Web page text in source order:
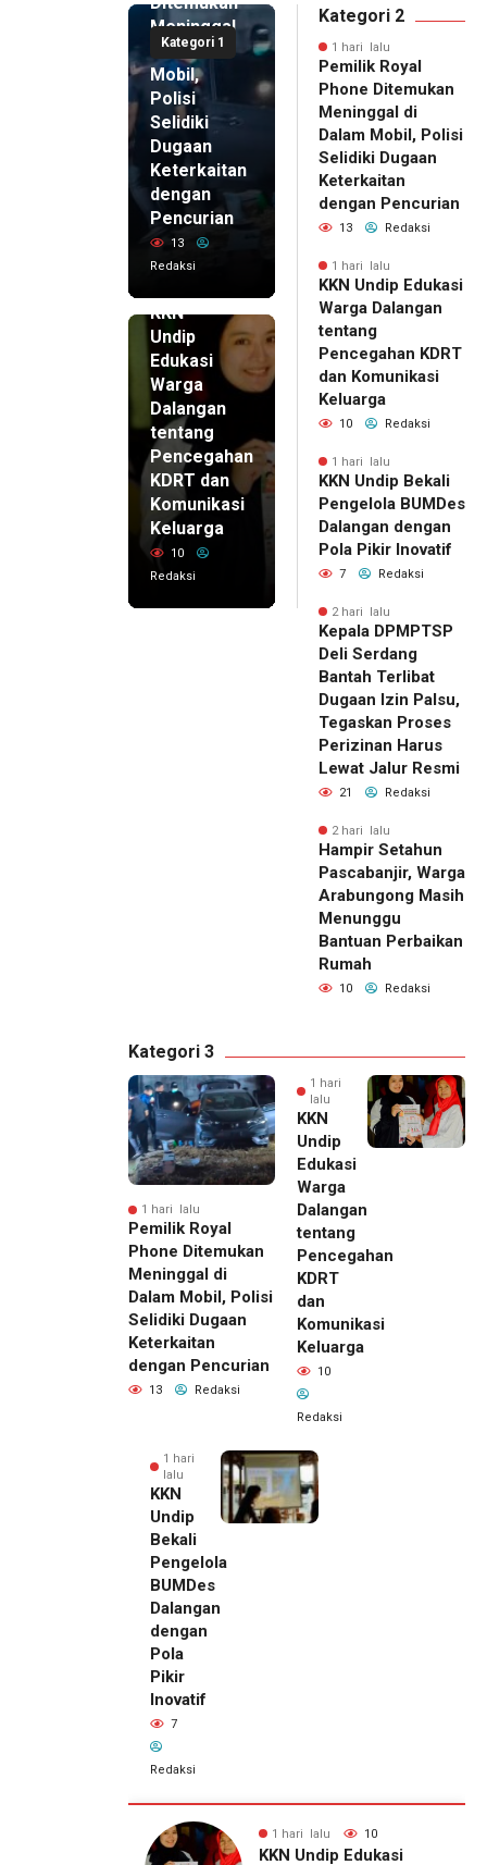
Kategori 1
Meninggal
di Dalam
Mobil,
Polisi
Selidiki
Dugaan
Keterkaitan
dengan
Pencurian
13
Redaksi
KKN
Undip
Edukasi
Warga
Dalangan
tentang
Pencegahan
KDRT dan
Komunikasi
Keluarga
10
Redaksi
Kategori 2
1 hari lalu
Pemilik Royal
Phone Ditemukan
Meninggal di
Dalam Mobil, Polisi
Selidiki Dugaan
Keterkaitan
dengan Pencurian
13 Redaksi
1 hari lalu
KKN Undip Edukasi
Warga Dalangan
tentang
Pencegahan KDRT
dan Komunikasi
Keluarga
10 Redaksi
1 hari lalu
KKN Undip Bekali
Pengelola BUMDes
Dalangan dengan
Pola Pikir Inovatif
7 Redaksi
2 hari lalu
Kepala DPMPTSP
Deli Serdang
Bantah Terlibat
Dugaan Izin Palsu,
Tegaskan Proses
Perizinan Harus
Lewat Jalur Resmi
21 Redaksi
2 hari lalu
Hampir Setahun
Pascabanjir, Warga
Arabungong Masih
Menunggu
Bantuan Perbaikan
Rumah
10 Redaksi
Kategori 3
1 hari lalu
Pemilik Royal
Phone Ditemukan
Meninggal di
Dalam Mobil, Polisi
Selidiki Dugaan
Keterkaitan
dengan Pencurian
13 Redaksi
1 hari
lalu
KKN
Undip
Edukasi
Warga
Dalangan
tentang
Pencegahan
KDRT
dan
Komunikasi
Keluarga
10
Redaksi
1 hari
lalu
KKN
Undip
Bekali
Pengelola
BUMDes
Dalangan
dengan
Pola
Pikir
Inovatif
7
Redaksi
1 hari lalu 7
KKN Undip Bekali
1 hari lalu